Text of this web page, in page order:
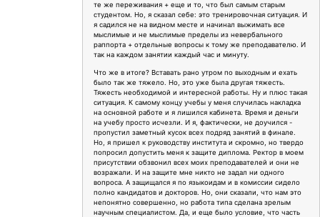
те же переживания + еще и то, что был самым старым
студентом. Но, я сказал себе: это тренировочная ситуация. И
я садился не на видном месте и начинал выжимать все
мыслимые и не мыслимые пределы из невербального
раппорта + отдельные вопросы к тому же преподавателю. И
так на каждом занятии каждый час и минуту.
Что же в итоге? Вставать рано утром по выходным и ехать
было так же тяжело. Но, это уже была другая тяжесть.
Тяжесть необходимой и интересной работы. Ну и плюс такая
ситуация. К самому концу учебы у меня случилась накладка
на основной работе и я лишился кабинета. Время и деньги
на учебу просто исчезли. И я, фактически, не доучился -
пропустил заметный кусок всех подряд занятий в финале.
Но, я пришел к руководству института и скромно, но твердо
попросил допустить меня к защите диплома. Ректор в моем
присутствии обзвонил всех моих преподавателей и они не
возражали. И на защите мне никто не задал ни одного
вопроса. А защищался я по языкоидам и в комиссии сидело
полно кандидатов и докторов. Но, они сказали, что нам это
непонятно совершенно, но работа типа сделана зрелым
научным специалистом. Да, и еще было условие, что часть